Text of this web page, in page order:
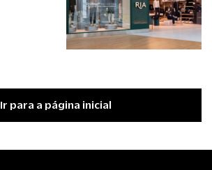
Ir para a página inicial